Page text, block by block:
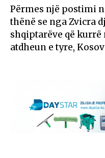
Përmes një postimi
thënë se nga Zvicra
shqiptarëve që kurrë
atdheun e tyre,